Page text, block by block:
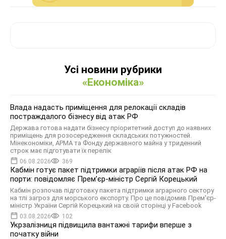
Усі новини рубрики
«Економіка»
Влада надасть приміщення для релокації складів
постраждалого бізнесу від атак РФ
Держава готова надати бізнесу пріоритетний доступ до наявних
приміщень для розосередження складських потужностей.
Мінекономіки, АРМА та Фонду державного майна у триденний
строк має підготувати їх перелік
06.08.2026 369
Кабмін готує пакет підтримки аграріїв після атак РФ на
порти: повідомляє Прем’єр-міністр Сергій Корецький
Кабмін розпочав підготовку пакета підтримки аграрного сектору
на тлі загроз для морського експорту. Про це повідомив Прем'єр-
міністр України Сергій Корецький на своїй сторінці у Facebook
03.08.2026 102
Укрзалізниця підвищила вантажні тарифи вперше з
початку війни